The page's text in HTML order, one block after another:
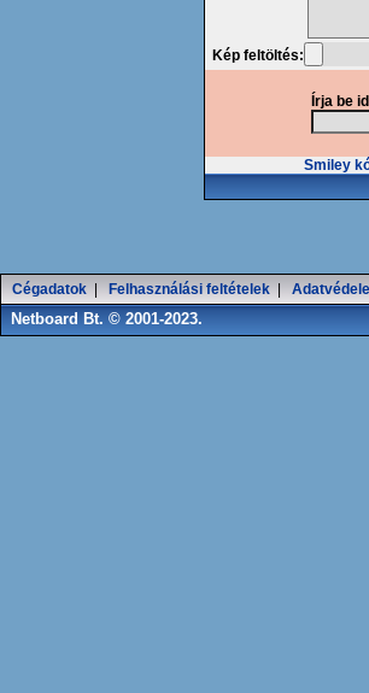
Kép feltöltés:
Írja be
Smiley
Cégadatok Felhasználási feltételek
Netboard Bt. © 2001-2023.